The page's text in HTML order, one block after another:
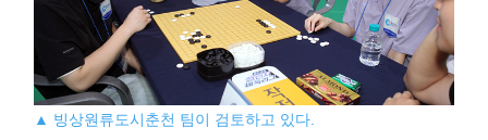
▲ 빙상원류도시춘천 팀이 검토하고 있다.